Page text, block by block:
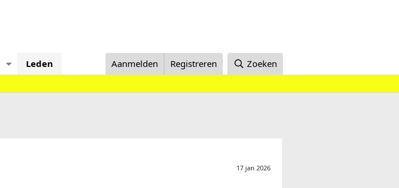
Leden Aanmelden Registreren Zoeken
17 jan 2026